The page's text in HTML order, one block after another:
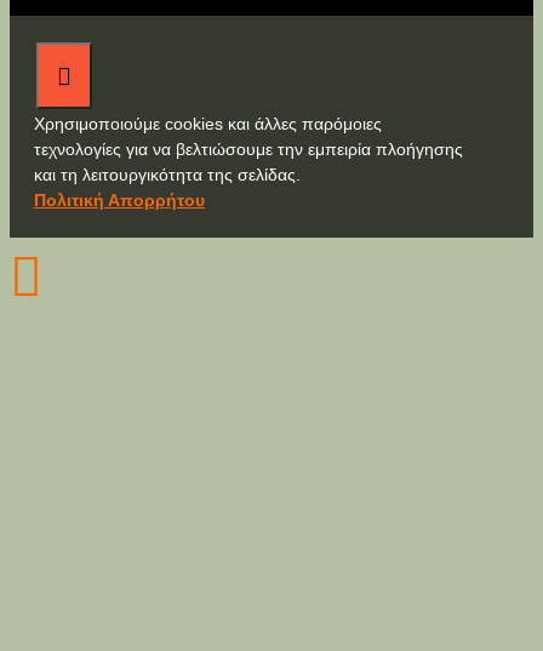
Χρησιμοποιούμε cookies και άλλες παρόμοιες
τεχνολογίες για να βελτιώσουμε την εμπειρία πλοήγησης
και τη λειτουργικότητα της σελίδας.
Πολιτική Απορρήτου